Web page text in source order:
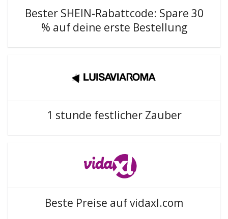
Bester SHEIN-Rabattcode: Spare 30
% auf deine erste Bestellung
1 stunde festlicher Zauber
Beste Preise auf vidaxl.com